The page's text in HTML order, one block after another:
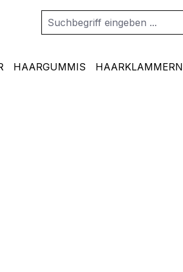
HAARGUMMIS HAARKLAMMERN